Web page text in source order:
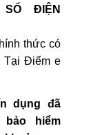
ĐIỆN
thức có
Tại Điểm e
dụng đã
bảo hiểm